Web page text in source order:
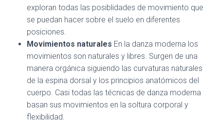
exploran todas las posiblidades de movimiento que
se puedan hacer sobre el suelo en diferentes
posiciones.
Movimientos naturales En la danza moderna los
movimientos son naturales y libres. Surgen de una
manera orgánica siguiendo las curvaturas naturales
de la espina dorsal y los principios anatómicos del
cuerpo. Casi todas las técnicas de danza moderna
basan sus movimientos en la soltura corporal y
flexibilidad.